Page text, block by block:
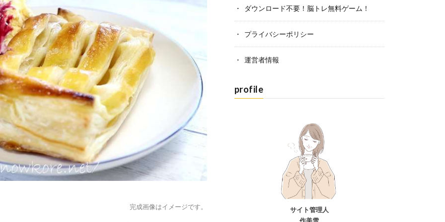
完成画像はイメージです。
ダウンロード不要！脳トレ無料ゲーム！
プライバシーポリシー
運営者情報
profile
サイト管理人